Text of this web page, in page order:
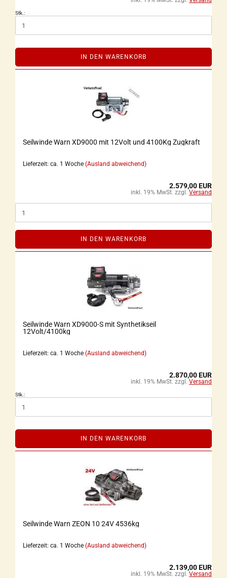
Stk.:
IN DEN WARENKORB
Seilwinde Warn XD9000 mit 12Volt und 4100Kg Zugkraft
Lieferzeit: ca. 1 Woche (Ausland abweichend)
2.579,00 EUR
inkl. 19% MwSt. zzgl. Versand
IN DEN WARENKORB
Seilwinde Warn XD9000-S mit Synthetikseil
12Volt/4100kg
Lieferzeit: ca. 1 Woche (Ausland abweichend)
2.870,00 EUR
inkl. 19% MwSt. zzgl. Versand
Stk.:
IN DEN WARENKORB
Seilwinde Warn ZEON 10 24V 4536kg
Lieferzeit: ca. 1 Woche (Ausland abweichend)
2.139,00 EUR
inkl. 19% MwSt. zzgl. Versand